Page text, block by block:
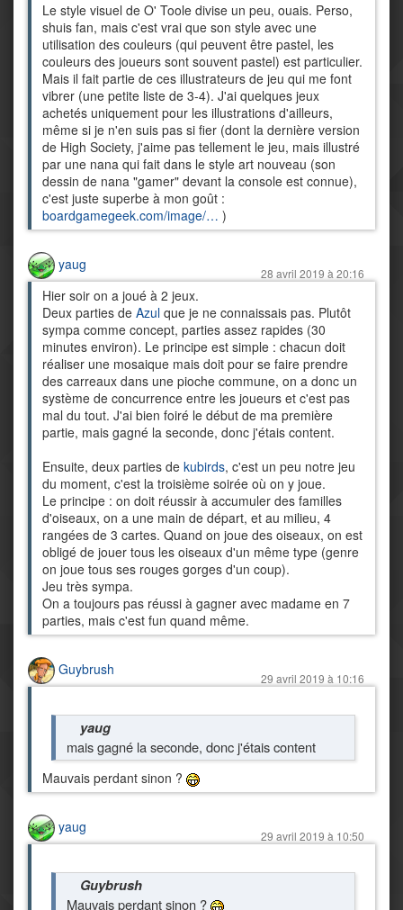
Le style visuel de O' Toole divise un peu, ouais. Perso,
shuis fan, mais c'est vrai que son style avec une
utilisation des couleurs (qui peuvent être pastel, les
couleurs des joueurs sont souvent pastel) est particulier.
Mais il fait partie de ces illustrateurs de jeu qui me font
vibrer (une petite liste de 3-4). J'ai quelques jeux
achetés uniquement pour les illustrations d'ailleurs,
même si je n'en suis pas si fier (dont la dernière version
de High Society, j'aime pas tellement le jeu, mais illustré
par une nana qui fait dans le style art nouveau (son
dessin de nana "gamer" devant la console est connue),
c'est juste superbe à mon goût :
boardgamegeek.com/image/… )
yaug
28 avril 2019 à 20:16
Hier soir on a joué à 2 jeux.
Deux parties de Azul que je ne connaissais pas. Plutôt
sympa comme concept, parties assez rapides (30
minutes environ). Le principe est simple : chacun doit
réaliser une mosaique mais doit pour se faire prendre
des carreaux dans une pioche commune, on a donc un
système de concurrence entre les joueurs et c'est pas
mal du tout. J'ai bien foiré le début de ma première
partie, mais gagné la seconde, donc j'étais content.
Ensuite, deux parties de kubirds, c'est un peu notre jeu
du moment, c'est la troisième soirée où on y joue.
Le principe : on doit réussir à accumuler des familles
d'oiseaux, on a une main de départ, et au milieu, 4
rangées de 3 cartes. Quand on joue des oiseaux, on est
obligé de jouer tous les oiseaux d'un même type (genre
on joue tous ses rouges gorges d'un coup).
Jeu très sympa.
On a toujours pas réussi à gagner avec madame en 7
parties, mais c'est fun quand même.
Guybrush
29 avril 2019 à 10:16
yaug
mais gagné la seconde, donc j'étais content
Mauvais perdant sinon ?
yaug
29 avril 2019 à 10:50
Guybrush
Mauvais perdant sinon ?